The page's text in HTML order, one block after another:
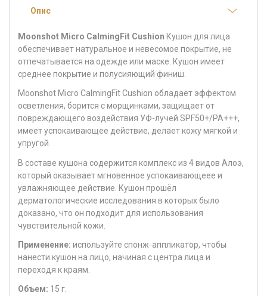
Опис
Moonshot Micro CalmingFit Cushion Кушон для лица
обеспечивает натуральное и невесомое покрытие, не
отпечатывается на одежде или маске. Кушон имеет
среднее покрытие и полусияющий финиш.
Moonshot Micro CalmingFit Cushion обладает эффектом
осветления, борится с морщинками, защищает от
повреждающего воздействия УФ-лучей SPF50+/PA+++,
имеет успокаивающее действие, делает кожу мягкой и
упругой.
В составе кушона содержится комплекс из 4 видов Алоэ,
который оказывает мгновенное успокаивающеее и
увлажняющее действие. Кушон прошёл
дерматологические исследования в которых было
доказано, что он подходит для использования
чувствительной кожи.
Применение: используйте спонж-аппликатор, чтобы
нанести кушон на лицо, начиная с центра лица и
переходя к краям.
Объем: 15 г.